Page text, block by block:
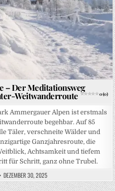
– Der Meditationsweg
Weitwanderroute 0 (0)
Ammergauer Alpen ist erstmals
begehbar. Auf 85
Täler, verschneite Wälder und
Ganzjahresroute, die
Achtsamkeit und tiefem
für Schritt, ganz ohne Trubel.
DEZEMBER 30, 2025